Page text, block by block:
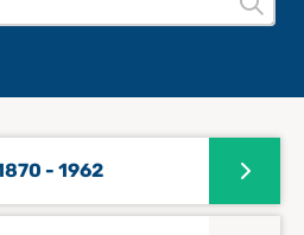
- 1962